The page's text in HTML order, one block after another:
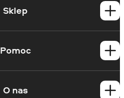
Sklep
Pomoc
O nas